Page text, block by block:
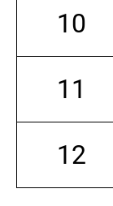
10
11
12